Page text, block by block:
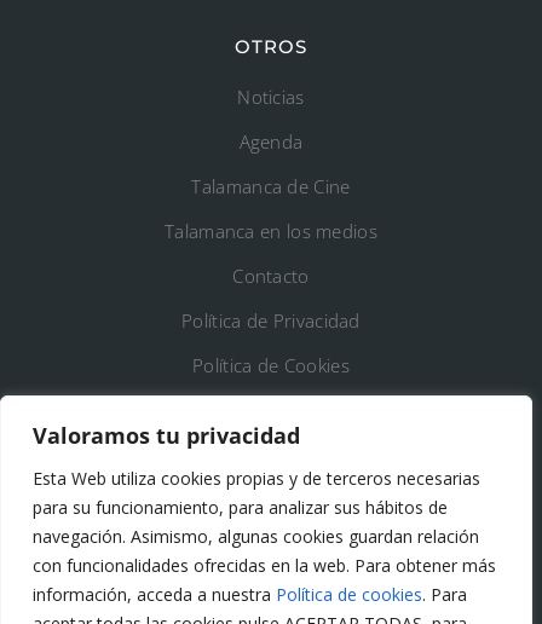
Valoramos tu privacidad
Esta Web utiliza cookies propias y de terceros necesarias
para su funcionamiento, para analizar sus hábitos de
navegación. Asimismo, algunas cookies guardan relación
con funcionalidades ofrecidas en la web. Para obtener más
información, acceda a nuestra Política de cookies. Para
OTROS
Noticias
Agenda
Talamanca de Cine
Talamanca en los medios
Contacto
Política de Privacidad
Política de Cookies
DATOS DE CONTACTO
Ayto. de Talamanca de Jarama
C/Fuente del Arca, 19 28160 Talamanca de